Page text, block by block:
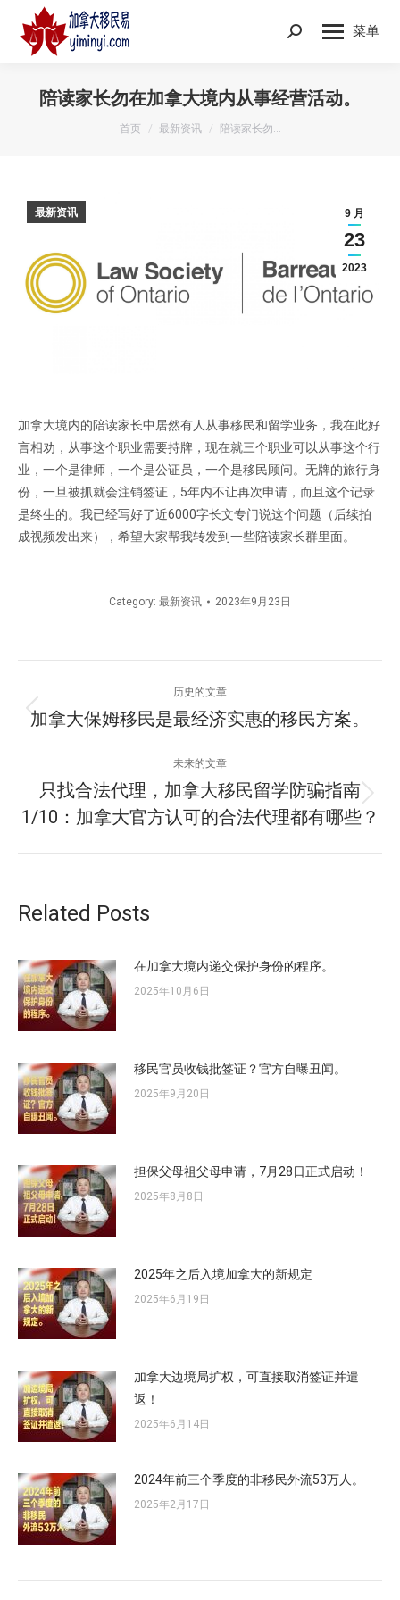
菜单
Search:
陪读家长勿在加拿大境内从事经营活动。
您在这里：
首页 最新资讯 陪读家长勿…
9 月
23
2023
最新资讯
加拿大境内的陪读家长中居然有人从事移民和留学业务，我在此好
言相劝，从事这个职业需要持牌，现在就三个职业可以从事这个行
业，一个是律师，一个是公证员，一个是移民顾问。无牌的旅行身
份，一旦被抓就会注销签证，5年内不让再次申请，而且这个记录
是终生的。我已经写好了近6000字长文专门说这个问题（后续拍
成视频发出来），希望大家帮我转发到一些陪读家长群里面。
Category: 最新资讯 2023年9月23日
章
航
历史的文章
历
的
文
章：
加拿大保姆移民是最经济实惠的移民方案。
未来的文章
未
来
只找合法代理，加拿大移民留学防骗指南
1/10：加拿大官方认可的合法代理都有哪些？
Related Posts
在加拿大境内递交保护身份的程序。
2025年10月6日
移民官员收钱批签证？官方自曝丑闻。
2025年9月20日
担保父母祖父母申请，7月28日正式启动！
2025年8月8日
2025年之后入境加拿大的新规定
2025年6月19日
加拿大边境局扩权，可直接取消签证并遣
返！
2025年6月14日
2024年前三个季度的非移民外流53万人。
2025年2月17日